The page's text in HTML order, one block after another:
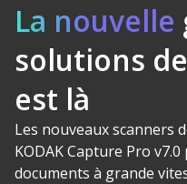
La nouvelle
solutions
est là
Les nouveaux scanners
KODAK Capture Pro
documents à grande
Logiciel
Makes Sense
Découvrez nos Logiciels